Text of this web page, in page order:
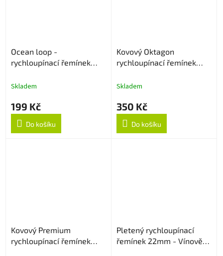
Ocean loop -
rychloupínací řemínek
Skladem
199 Kč
Do košíku
Kovový Oktagon
rychloupínací řemínek
Skladem
350 Kč
Do košíku
Kovový Premium
rychloupínací řemínek
Pletený rychloupínací
řemínek 22mm - Vínově